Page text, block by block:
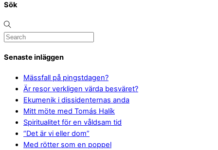
Sök
Senaste inläggen
Mässfall på pingstdagen?
Är resor verkligen värda besväret?
Ekumenik i dissidenternas anda
Mitt möte med Tomás Halík
Spiritualitet för en våldsam tid
“Det är vi eller dom”
Med rötter som en poppel